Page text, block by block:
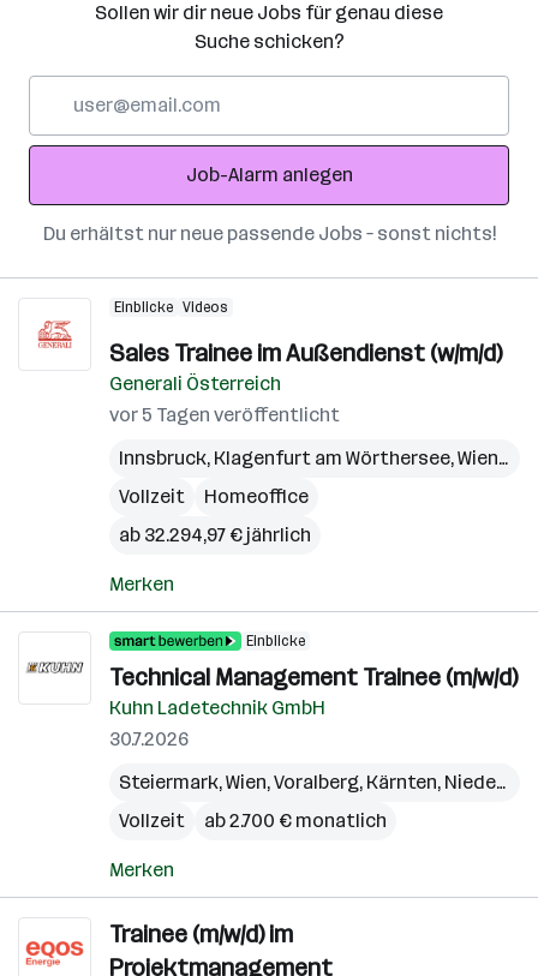
Sollen wir dir neue Jobs für genau diese
Suche schicken?
Adresse
Job-Alarm anlegen
Du erhältst nur neue passende Jobs – sonst nichts!
Einblicke Videos
Sales Trainee im Außendienst (w/m/d)
Generali Österreich
vor 5 Tagen veröffentlicht
Innsbruck, Klagenfurt am Wörthersee,Wien,
Vollzeit
Homeoffice
ab 32.294,97 € jährlich
Merken
Einblicke
Technical Management Trainee (m/w/d)
Kuhn Ladetechnik GmbH
30.7.2026
Steiermark,Wien,Voralberg, Kärnten, Niederösterreich
Vollzeit
ab 2.700 € monatlich
Merken
Trainee (m/w/d) im
Projektmanagement